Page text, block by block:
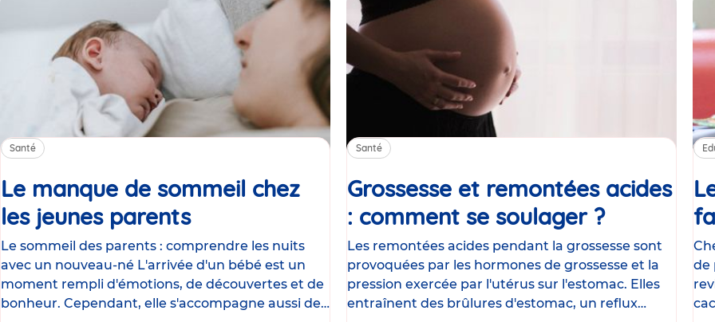
Santé
Le manque de sommeil chez
les jeunes parentsArticle
Le sommeil des parents : comprendre les nuits
avec un nouveau-né L'arrivée d'un bébé est un
moment rempli d'émotions, de découvertes et de
bonheur. Cependant, elle s'accompagne aussi de
Santé
Grossesse et remontées acides
: comment se soulager ?Article
Les remontées acides pendant la grossesse sont
provoquées par les hormones de grossesse et la
pression exercée par l'utérus sur l'estomac. Elles
entraînent des brûlures d'estomac, un reflux
de